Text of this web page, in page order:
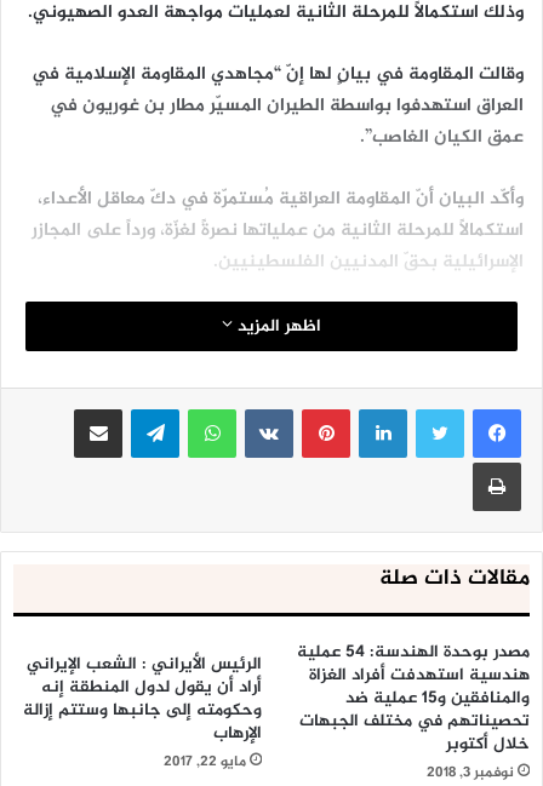
وذلك استكمالاً للمرحلة الثانية لعمليات مواجهة العدو الصهيوني.
وقالت المقاومة في بيانٍ لها إنّ “مجاهدي المقاومة الإسلامية في
العراق استهدفوا بواسطة الطيران المسيّر مطار بن غوريون في
عمق الكيان الغاصب”.
وأكّد البيان أنّ المقاومة العراقية مُستمرّة في دكّ معاقل الأعداء،
استكمالاً للمرحلة الثانية من عملياتها نصرةً لغزّة، ورداً على المجازر
الإسرائيلية بحقّ المدنيين الفلسطينيين.
يُذكَر أنّ الأمين العام لكتائب سيد الشهداء في العراق، أبو آلاء
الولائي، أعلن في الـ24 من يناير الماضي الشروع في المرحلة
الثانية من العمليات العسكرية، تزامناً مع استهداف الولايات
المتحدة قوات المقاومة.
وتتضمّن المرحلة الثانية إطباق الحصار على الملاحة البحرية
الصهيونية في البحر الأبيض المتوسط، بالإضافة إلى إخراج موانئ
الاحتلال عن الخدمة، وفقاً للولائي.
اظهر المزيد
لينكدإنبينتيريست واتساب تيلقرام مشاركة عبر البريد
طباعة
مقالات ذات صلة
مصدر بوحدة الهندسة: 54 عملية
هندسية استهدفت أفراد الغزاة
والمنافقين و15 عملية ضد
تحصيناتهم في مختلف الجبهات
خلال أكتوبر
نوفمبر 3, 2018
الرئيس الأيراني : الشعب الإيراني
أراد أن يقول لدول المنطقة إنه
وحكومته إلى جانبها وستتم إزالة
الإرهاب
مايو 22, 2017